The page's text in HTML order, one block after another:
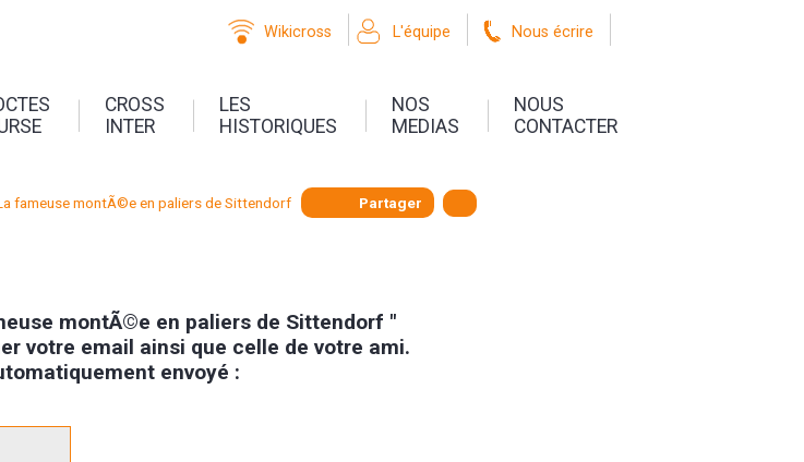
Wikicross L'équipe Nous écrire
CROSS
INTER
LES
HISTORIQUES
NOS
MEDIAS
NOUS
CONTACTER
fameuse montÃ©e en paliers de Sittendorf Partager
montÃ©e en paliers de Sittendorf "
votre email ainsi que celle de votre ami.
envoyé :